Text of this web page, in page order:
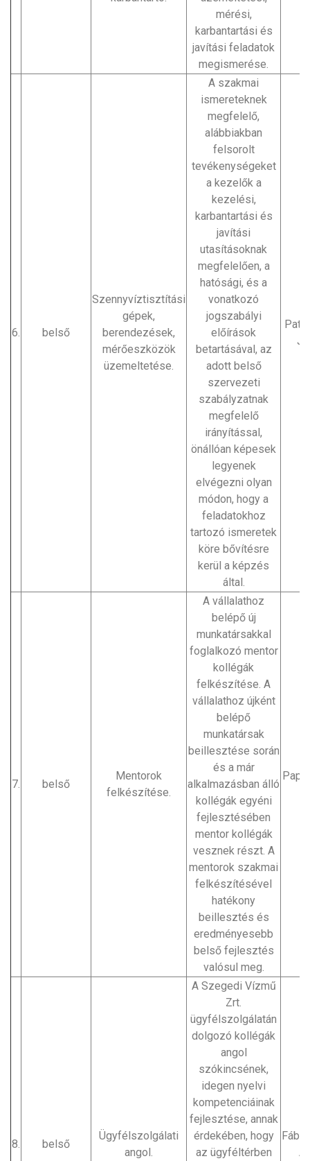
mérési,
karbantartási és
javítási feladatok
megismerése.
6. belső
Szennyvíztisztítási
gépek,
berendezések,
mérőeszközök
üzemeltetése.
A szakmai
ismereteknek
megfelelő,
alábbiakban
felsorolt
tevékenységeket
a kezelők a
kezelési,
karbantartási és
javítási
utasításoknak
megfelelően, a
hatósági, és a
vonatkozó
jogszabályi
előírások
betartásával, az
adott belső
szervezeti
szabályzatnak
megfelelő
irányítással,
önállóan képesek
legyenek
elvégezni olyan
módon, hogy a
feladatokhoz
tartozó ismeretek
köre bővítésre
kerül a képzés
által.
7. belső
Mentorok
felkészítése.
A vállalathoz
belépő új
munkatársakkal
foglalkozó mentor
kollégák
felkészítése. A
vállalathoz újként
belépő
munkatársak
beillesztése során
és a már
alkalmazásban álló
kollégák egyéni
fejlesztésében
mentor kollégák
vesznek részt. A
mentorok szakmai
felkészítésével
hatékony
beillesztés és
eredményesebb
belső fejlesztés
valósul meg.
8. belső
Ügyfélszolgálati
angol.
A Szegedi Vízmű
Zrt.
ügyfélszolgálatán
dolgozó kollégák
angol
szókincsének,
idegen nyelvi
kompetenciáinak
fejlesztése, annak
érdekében, hogy
az ügyféltérben